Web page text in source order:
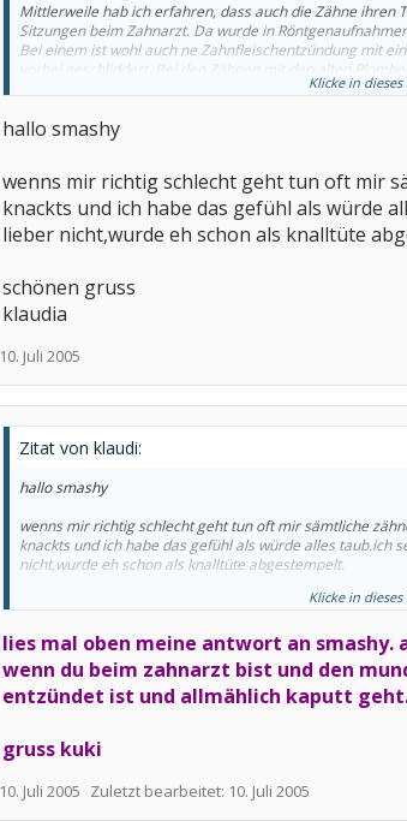
Mittlerweile hab ich erfahren, dass auch die Zähne ihren
Sitzungen beim Zahnarzt. Da wurde in
Bei einem ist wohl auch ne Zahnfleischentzündung mit
vorbei geschliddert. Bei den Zähnen mit den alten
*seufz*. Ich war da glaub ich sechsmal bei dem
Nun merke ich manchmal vorallem bei dem Zahn mit der
Rückenentzündungen stärker sind - wie heute z.B. Als
Habt Ihr auch manchmal mehr Probleme mit den
wert.
Klicke in
hallo smashy
wenns mir richtig schlecht geht tun oft mir
knackts und ich habe das gefühl als würde
lieber nicht,wurde eh schon als knalltüte
schönen gruss
klaudia
10. Juli 2005
Zitat von klaudi:
hallo smashy
wenns mir richtig schlecht geht tun oft mir sämtliche
knackts und ich habe das gefühl als würde alles
nicht,wurde eh schon als knalltüte abgestempelt.
Klicke in
lies mal oben meine antwort an
wenn du beim zahnarzt bist und den
entzündet ist und allmählich kaputt
gruss kuki
10. Juli 2005 Zuletzt bearbeitet: 10. Juli 2005